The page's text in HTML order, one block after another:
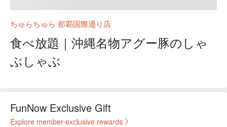
ちゅらちゅら 那覇国際通り店
食べ放題｜沖縄名物アグー豚のしゃ
ぶしゃぶ
FunNow Exclusive Gift
Explore member-exclusive rewards